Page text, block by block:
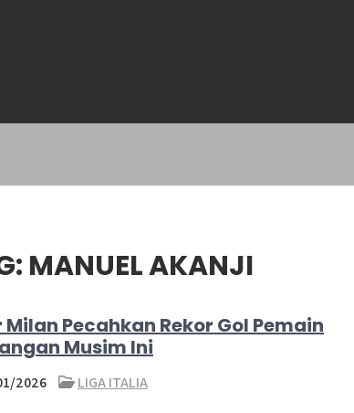
MANUEL AKANJI
Milan Pecahkan Rekor Gol Pemain
Musim Ini
2026
LIGA ITALIA